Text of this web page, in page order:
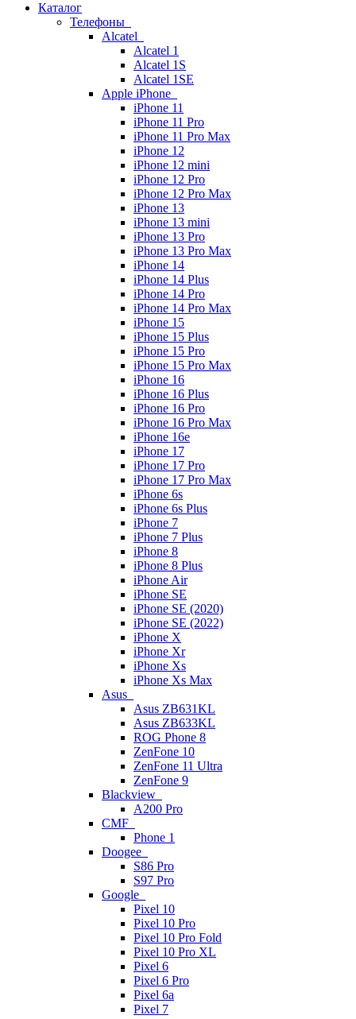
Каталог
Телефоны
Alcatel
Alcatel 1
Alcatel 1S
Alcatel 1SE
Apple iPhone
iPhone 11
iPhone 11 Pro
iPhone 11 Pro Max
iPhone 12
iPhone 12 mini
iPhone 12 Pro
iPhone 12 Pro Max
iPhone 13
iPhone 13 mini
iPhone 13 Pro
iPhone 13 Pro Max
iPhone 14
iPhone 14 Plus
iPhone 14 Pro
iPhone 14 Pro Max
iPhone 15
iPhone 15 Plus
iPhone 15 Pro
iPhone 15 Pro Max
iPhone 16
iPhone 16 Plus
iPhone 16 Pro
iPhone 16 Pro Max
iPhone 16e
iPhone 17
iPhone 17 Pro
iPhone 17 Pro Max
iPhone 6s
iPhone 6s Plus
iPhone 7
iPhone 7 Plus
iPhone 8
iPhone 8 Plus
iPhone Air
iPhone SE
iPhone SE (2020)
iPhone SE (2022)
iPhone X
iPhone Xr
iPhone Xs
iPhone Xs Max
Asus
Asus ZB631KL
Asus ZB633KL
ROG Phone 8
ZenFone 10
ZenFone 11 Ultra
ZenFone 9
Blackview
A200 Pro
CMF
Phone 1
Doogee
S86 Pro
S97 Pro
Google
Pixel 10
Pixel 10 Pro
Pixel 10 Pro Fold
Pixel 10 Pro XL
Pixel 6
Pixel 6 Pro
Pixel 6a
Pixel 7